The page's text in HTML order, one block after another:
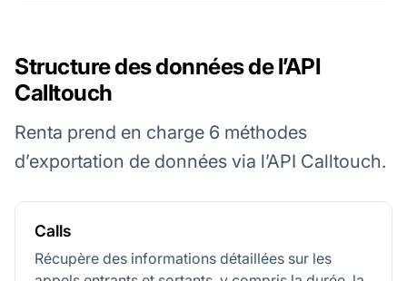
Structure des données de l’API
Calltouch
Renta prend en charge 6 méthodes
d’exportation de données via l’API Calltouch.
Calls
Récupère des informations détaillées sur les